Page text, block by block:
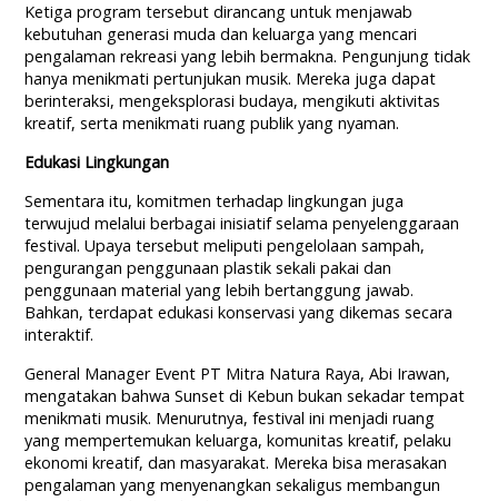
Ketiga program tersebut dirancang untuk menjawab
kebutuhan generasi muda dan keluarga yang mencari
pengalaman rekreasi yang lebih bermakna. Pengunjung tidak
hanya menikmati pertunjukan musik. Mereka juga dapat
berinteraksi, mengeksplorasi budaya, mengikuti aktivitas
kreatif, serta menikmati ruang publik yang nyaman.
Edukasi Lingkungan
Sementara itu, komitmen terhadap lingkungan juga
terwujud melalui berbagai inisiatif selama penyelenggaraan
festival. Upaya tersebut meliputi pengelolaan sampah,
pengurangan penggunaan plastik sekali pakai dan
penggunaan material yang lebih bertanggung jawab.
Bahkan, terdapat edukasi konservasi yang dikemas secara
interaktif.
General Manager Event PT Mitra Natura Raya, Abi Irawan,
mengatakan bahwa Sunset di Kebun bukan sekadar tempat
menikmati musik. Menurutnya, festival ini menjadi ruang
yang mempertemukan keluarga, komunitas kreatif, pelaku
ekonomi kreatif, dan masyarakat. Mereka bisa merasakan
pengalaman yang menyenangkan sekaligus membangun